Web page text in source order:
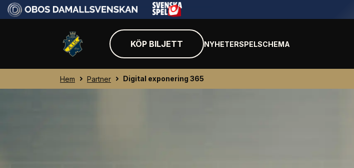
KÖP BILJETT NYHETERSPELSCHEMA
Hem Partner Digital exponering 365